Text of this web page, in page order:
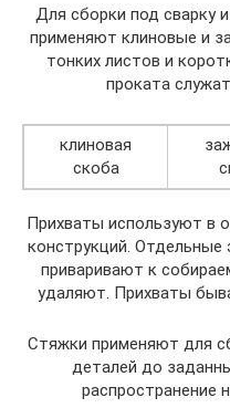
Для сборки под сварку
применяют клиновые и
тонких листов и
проката
клиновая
скоба
Прихваты используют в
конструкций. Отдельные
приваривают к
удаляют. Прихваты
Стяжки применяют для
деталей до
распространение